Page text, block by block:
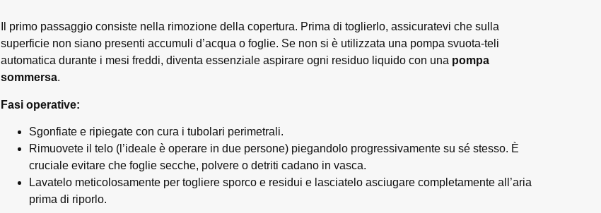
Il primo passaggio consiste nella rimozione della copertura. Prima di toglierlo, assicuratevi che sulla
superficie non siano presenti accumuli d’acqua o foglie. Se non si è utilizzata una pompa svuota-teli
automatica durante i mesi freddi, diventa essenziale aspirare ogni residuo liquido con una pompa
sommersa.
Fasi operative:
Sgonfiate e ripiegate con cura i tubolari perimetrali.
Rimuovete il telo (l’ideale è operare in due persone) piegandolo progressivamente su sé stesso. È
cruciale evitare che foglie secche, polvere o detriti cadano in vasca.
Lavatelo meticolosamente per togliere sporco e residui e lasciatelo asciugare completamente all’aria
prima di riporlo.